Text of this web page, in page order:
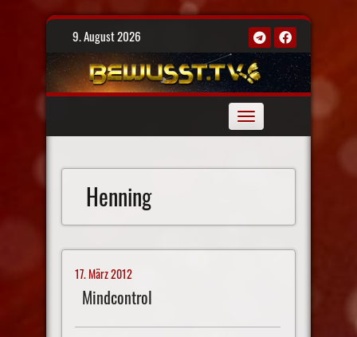
Skip
9. August 2026
Toggle
navigation
Henning
17. März 2012
Mindcontrol